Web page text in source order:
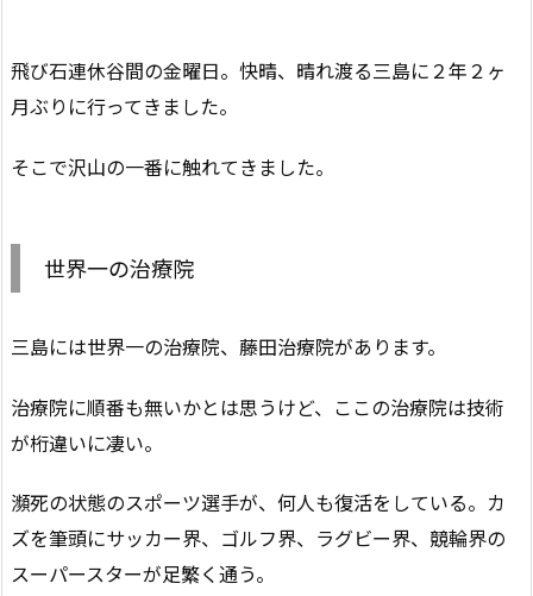
飛び石連休谷間の金曜日。快晴、晴れ渡る三島に２年２ヶ
月ぶりに行ってきました。
そこで沢山の一番に触れてきました。
世界一の治療院
三島には世界一の治療院、藤田治療院があります。
治療院に順番も無いかとは思うけど、ここの治療院は技術
が桁違いに凄い。
瀕死の状態のスポーツ選手が、何人も復活をしている。カ
ズを筆頭にサッカー界、ゴルフ界、ラグビー界、競輪界の
スーパースターが足繁く通う。